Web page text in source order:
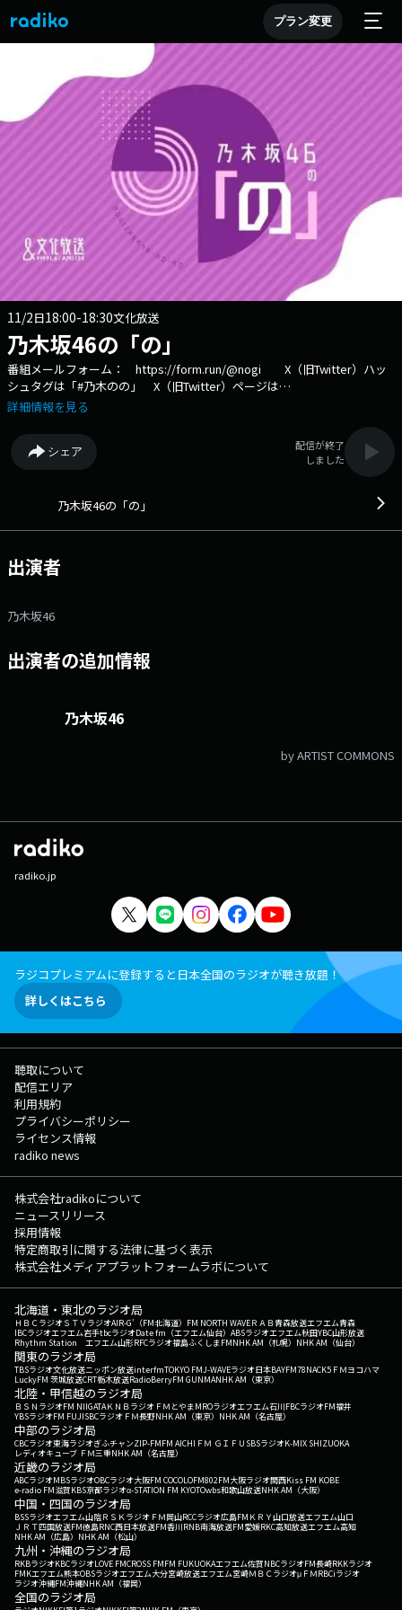
プラン変更
11/2日18:00-18:30文化放送
乃木坂46の「の」
番組メールフォーム： https://form.run/@nogi X（旧Twitter）ハッ
シュタグは「#乃木のの」 X（旧Twitter）ページは
「https://twitter.com/nogi_joqr」 facebookページは
しい一面、即ち、「乃木坂４６の新たな○○」を見つけていくプログラ
ム！ ラジオだけでしか見せない彼女達の「素」の部分に迫ります。 あ
なたもメンバーの新たな一面を、一緒に見つけていきましょう！！ お
文化放送公式X（旧Twitter）アカウントは「@joqrpr」 文化放送公式
「@joqr_916」
詳細情報を見る
シェア
配信が終了
しました
乃木坂46の「の」
出演者
乃木坂46
出演者の追加情報
乃木坂46
by ARTIST COMMONS
radiko.jp
ラジコプレミアムに登録すると日本全国のラジオが聴き放題！
詳しくはこちら
聴取について
配信エリア
利用規約
プライバシーポリシー
ライセンス情報
radiko news
株式会社radikoについて
ニュースリリース
採用情報
特定商取引に関する法律に基づく表示
株式会社メディアプラットフォームラボについて
北海道・東北のラジオ局
ＨＢＣラジオＳＴＶラジオAIR-G'（FM北海道） FM NORTH WAVEＲＡＢ青森放送エフエム青森
IBCラジオエフエム岩手tbcラジオDate fm（エフエム仙台） ABSラジオエフエム秋田YBC山形放送
Rhythm Station エフエム山形RFCラジオ福島ふくしまFMNHK AM（札幌） NHK AM（仙台）
関東のラジオ局
TBSラジオ文化放送ニッポン放送interfmTOKYO FMJ-WAVEラジオ日本BAYFM78NACK5 ＦＭヨコハマ
LuckyFM 茨城放送CRT栃木放送RadioBerryFM GUNMANHK AM（東京）
北陸・甲信越のラジオ局
ＢＳＮラジオFM NIIGATAＫＮＢラジオ ＦＭとやまMROラジオエフエム石川FBCラジオFM福井
YBSラジオFM FUJISBCラジオ ＦＭ長野NHK AM（東京） NHK AM（名古屋）
中部のラジオ局
CBCラジオ東海ラジオぎふチャンZIP-FMFM AICHI ＦＭ ＧＩＦＵ SBSラジオK-MIX SHIZUOKA
レディオキューブ ＦＭ三重NHK AM（名古屋）
近畿のラジオ局
ABCラジオMBSラジオOBCラジオ大阪FM COCOLOFM802FM大阪ラジオ関西Kiss FM KOBE
e-radio FM滋賀KBS京都ラジオα-STATION FM KYOTOwbs和歌山放送NHK AM（大阪）
中国・四国のラジオ局
BSSラジオエフエム山陰ＲＳＫラジオ ＦＭ岡山RCCラジオ広島FM ＫＲＹ山口放送エフエム山口
ＪＲＴ四国放送FM徳島RNC西日本放送FM香川RNB南海放送FM愛媛RKC高知放送エフエム高知
NHK AM（広島） NHK AM（松山）
九州・沖縄のラジオ局
RKBラジオKBCラジオLOVE FMCROSS FMFM FUKUOKAエフエム佐賀NBCラジオFM長崎RKKラジオ
FMKエフエム熊本OBSラジオエフエム大分宮崎放送エフエム宮崎ＭＢＣラジオμＦＭRBCiラジオ
ラジオ沖縄FM沖縄NHK AM（福岡）
全国のラジオ局